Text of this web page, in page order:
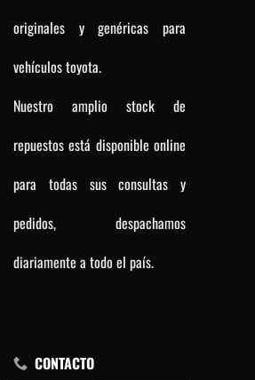
originales y genéricas para
vehículos toyota.
Nuestro amplio stock de
repuestos está disponible online
para todas sus consultas y
pedidos, despachamos
diariamente a todo el país.
CONTACTO